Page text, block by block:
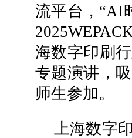
流平台，“AI
海数字印刷
专题演讲，
师生参加。
上海数字